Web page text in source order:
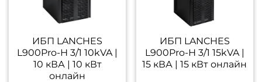
ИБП LANCHES
L900Pro-Н 3/1 10kVA |
10 кВА | 10 кВт
онлайн
ИБП LANCHES
L900Pro-Н 3/1 15kVA |
15 кВА | 15 кВт онлайн